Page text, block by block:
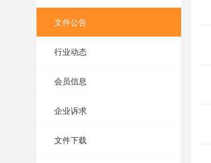
文件公告
行业动态
会员信息
企业诉求
文件下载